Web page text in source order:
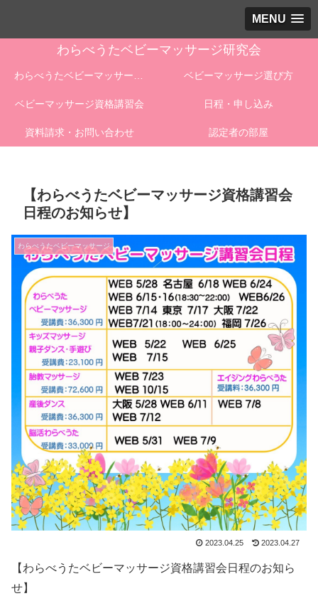
MENU
わらべうたベビーマッサージ研究会
ベビーマッサージ選び方
ベビーマッサージ資格講習会 日程・申し込み
資料請求・お問い合わせ 認定者の部屋
【わらべうたベビーマッサージ資格講習会
日程のお知らせ】
わらべうたベビーマッサージ
2023.04.25 2023.04.27
【わらべうたベビーマッサージ資格講習会日程のお知ら
せ】